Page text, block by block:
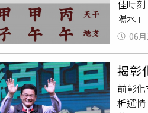
做很
的，
粉絲
沒人
午節
淨，
家裡
慢往
平日
「陰
凶，
點之
佳時
陽水
教授多
理老
是火
午月
大，
效用
06
揭彰
前彰
析選